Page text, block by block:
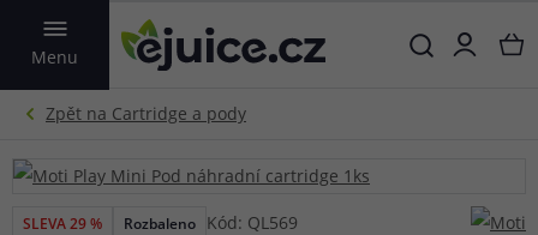
Menu
VYHLEDAT
SLEVA 29 % Rozbaleno Kód: QL569